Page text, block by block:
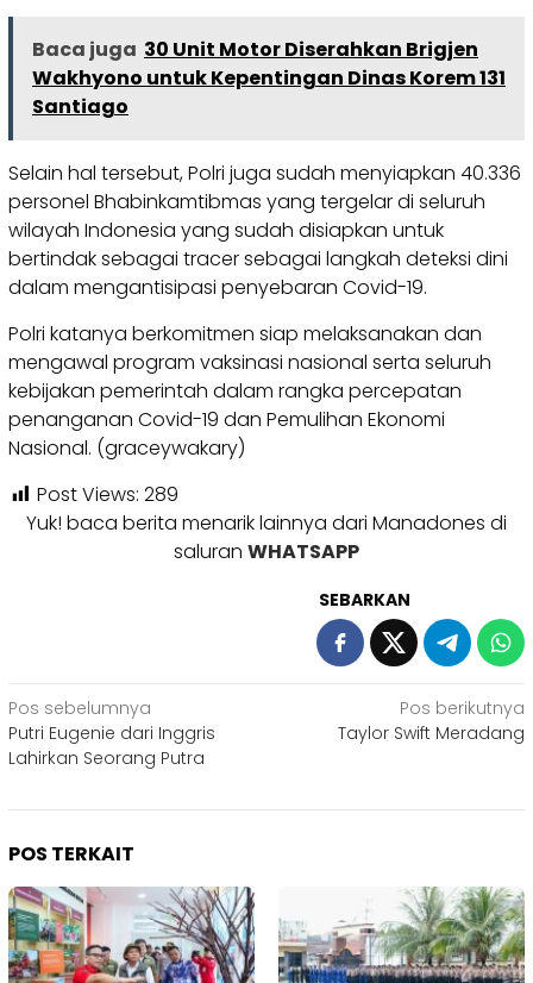
Baca juga 30 Unit Motor Diserahkan Brigjen
Wakhyono untuk Kepentingan Dinas Korem 131
Santiago
Selain hal tersebut, Polri juga sudah menyiapkan 40.336
personel Bhabinkamtibmas yang tergelar di seluruh
wilayah Indonesia yang sudah disiapkan untuk
bertindak sebagai tracer sebagai langkah deteksi dini
dalam mengantisipasi penyebaran Covid-19.
Polri katanya berkomitmen siap melaksanakan dan
mengawal program vaksinasi nasional serta seluruh
kebijakan pemerintah dalam rangka percepatan
penanganan Covid-19 dan Pemulihan Ekonomi
Nasional. (graceywakary)
Post Views: 289
Yuk! baca berita menarik lainnya dari Manadones di
saluran WHATSAPP
SEBARKAN
Navigasi
pos
Pos sebelumnya
Putri Eugenie dari Inggris
Lahirkan Seorang Putra
Pos berikutnya
Taylor Swift Meradang
POS TERKAIT